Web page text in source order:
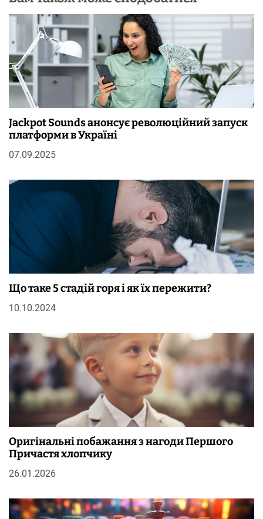
Jackpot Sounds анонсує революційний запуск
платформи в Україні
07.09.2025
Що таке 5 стадій горя і як їх пережити?
10.10.2024
Оригінальні побажання з нагоди Першого
Причастя хлопчику
26.01.2026